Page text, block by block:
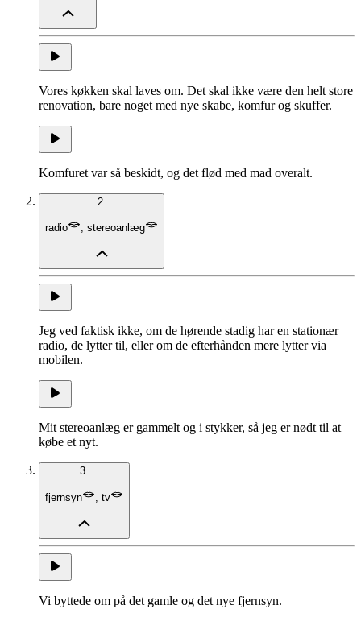
Vores køkken skal laves om. Det skal ikke være den helt store
renovation, bare noget med nye skabe, komfur og skuffer.
Komfuret var så beskidt, og det flød med mad overalt.
2.
radio stereoanlæg
Jeg ved faktisk ikke, om de hørende stadig har en stationær
radio, de lytter til, eller om de efterhånden mere lytter via
mobilen.
Mit stereoanlæg er gammelt og i stykker, så jeg er nødt til at
købe et nyt.
3.
fjernsyn tv
Vi byttede om på det gamle og det nye fjernsyn.